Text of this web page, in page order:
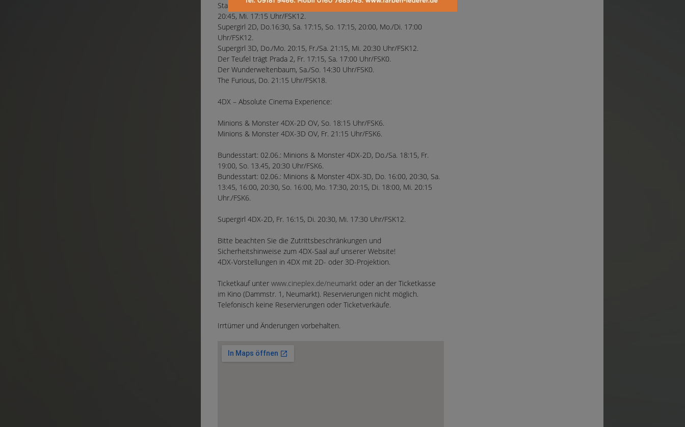
Star Wars – The Mandalorian and Grogu 2D, Fr. 17:00, Sa. 20:15, Sp.
20:45, Mi. 17:15 Uhr/FSK12.
Supergirl 2D, Do.16:30, Sa. 17:15, So. 17:15, 20:00, Mo./Di. 17:00
Uhr/FSK12.
Supergirl 3D, Do./Mo. 20:15, Fr./Sa. 21:15, Mi. 20:30 Uhr/FSK12.
Der Teufel trägt Prada 2, Fr. 17:15, Sa. 17:00 Uhr/FSK0.
Der Wunderweltenbaum, Sa./So. 14:30 Uhr/FSK0.
The Furious, Do. 21:15 Uhr/FSK18.
4DX – Absolute Cinema Experience:
Minions & Monster 4DX-2D OV, So. 18:15 Uhr/FSK6.
Minions & Monster 4DX-3D OV, Fr. 21:15 Uhr/FSK6.
Bundesstart: 02.06.: Minions & Monster 4DX-2D, Do./Sa. 18:15, Fr.
19:00, So. 13.45, 20:30 Uhr/FSK6.
Bundesstart: 02.06.: Minions & Monster 4DX-3D, Do. 16:00, 20:30, Sa.
13:45, 16:00, 20:30, So. 16:00, Mo. 17:30, 20:15, Di. 18:00, Mi. 20:15
Uhr./FSK6.
Supergirl 4DX-2D, Fr. 16:15, Di. 20:30, Mi. 17:30 Uhr/FSK12.
Bitte beachten Sie die Zutrittsbeschränkungen und
Sicherheitshinweise zum 4DX-Saal auf unserer Website!
4DX-Vorstellungen in 4DX mit 2D- oder 3D-Projektion.
Ticketkauf unter www.cineplex.de/neumarkt oder an der Ticketkasse
im Kino (Dammstr. 1, Neumarkt). Reservierungen nicht möglich.
Telefonisch keine Reservierungen oder Ticketverkäufe.
Irrtümer und Änderungen vorbehalten.